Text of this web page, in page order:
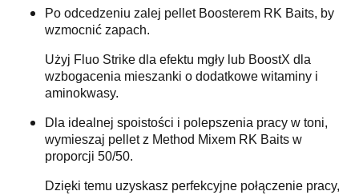
Po odcedzeniu zalej pellet Boosterem RK Baits, by
wzmocnić zapach.
Użyj Fluo Strike dla efektu mgły lub BoostX dla
wzbogacenia mieszanki o dodatkowe witaminy i
aminokwasy.
Dla idealnej spoistości i polepszenia pracy w toni,
wymieszaj pellet z Method Mixem RK Baits w
proporcji 50/50.
Dzięki temu uzyskasz perfekcyjne połączenie pracy,